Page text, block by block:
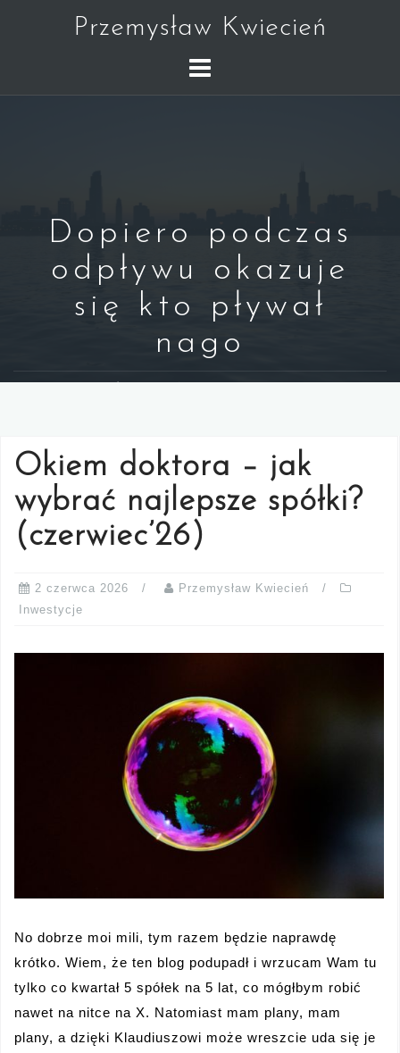
Przemysław Kwiecień
Dopiero podczas
odpływu okazuje
się kto pływał
nago
Okiem doktora – jak
wybrać najlepsze spółki?
(czerwiec’26)
2 czerwca 2026
Przemysław Kwiecień
Inwestycje
No dobrze moi mili, tym razem będzie naprawdę
krótko. Wiem, że ten blog podupadł i wrzucam Wam tu
tylko co kwartał 5 spółek na 5 lat, co mógłbym robić
nawet na nitce na X. Natomiast mam plany, mam
plany, a dzięki Klaudiuszowi może wreszcie uda się je